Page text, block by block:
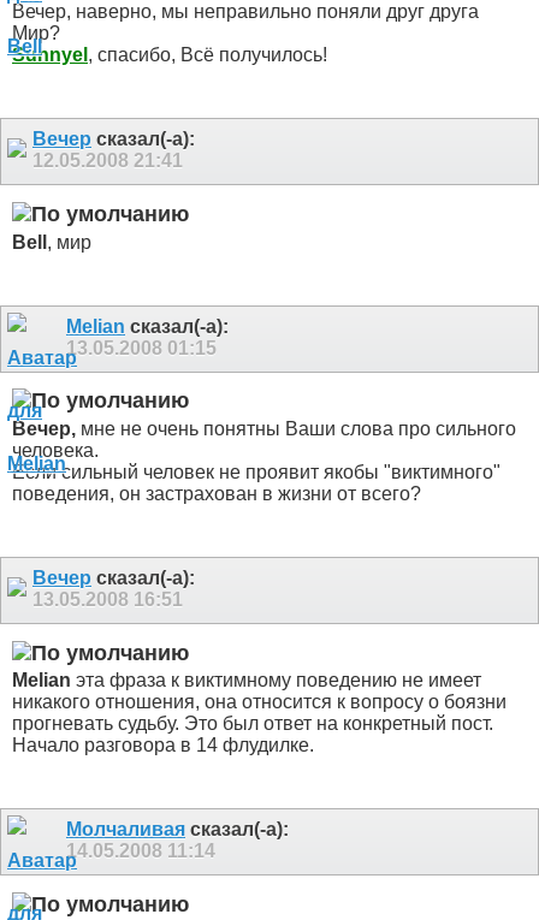
Вечер, наверно, мы неправильно поняли друг друга
Мир?
Sunnyel , спасибо, Всё получилось!
Вечер сказал(-а):
12.05.2008 21:41
Bell , мир
Melian сказал(-а):
13.05.2008 01:15
Вечер, мне не очень понятны Ваши слова про сильного
человека.
Если сильный человек не проявит якобы "виктимного"
поведения, он застрахован в жизни от всего?
Вечер сказал(-а):
13.05.2008 16:51
Melian эта фраза к виктимному поведению не имеет
никакого отношения, она относится к вопросу о боязни
прогневать судьбу. Это был ответ на конкретный пост.
Начало разговора в 14 флудилке.
Молчаливая сказал(-а):
14.05.2008 11:14